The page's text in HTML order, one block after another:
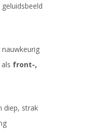
front-,
diep, strak